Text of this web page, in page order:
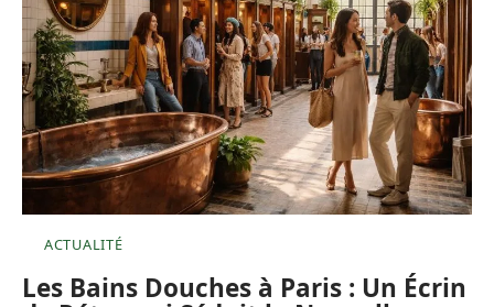
ACTUALITÉ
Les Bains Douches à Paris : Un Écrin